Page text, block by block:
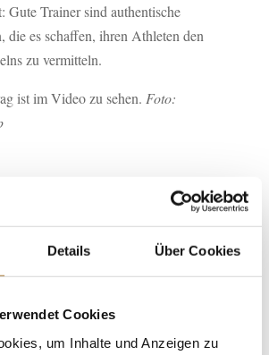
Details Über Cookies
Cookies
um Inhalte und Anzeigen zu
Gute Trainer sind authentische
die es schaffen, ihren Athleten den
zu vermitteln.
ist im Video zu sehen. Foto:
Trainerakademie